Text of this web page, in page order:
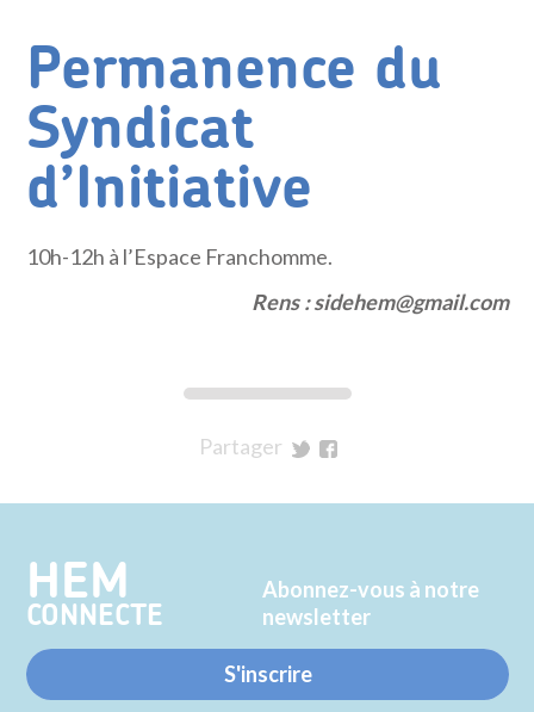
Permanence du
Syndicat
d’Initiative
10h-12h à l’Espace Franchomme.
Rens : sidehem@gmail.com
Partager
Twitter
Facebook
HEM
CONNECTE
Abonnez-vous à notre
newsletter
S'inscrire